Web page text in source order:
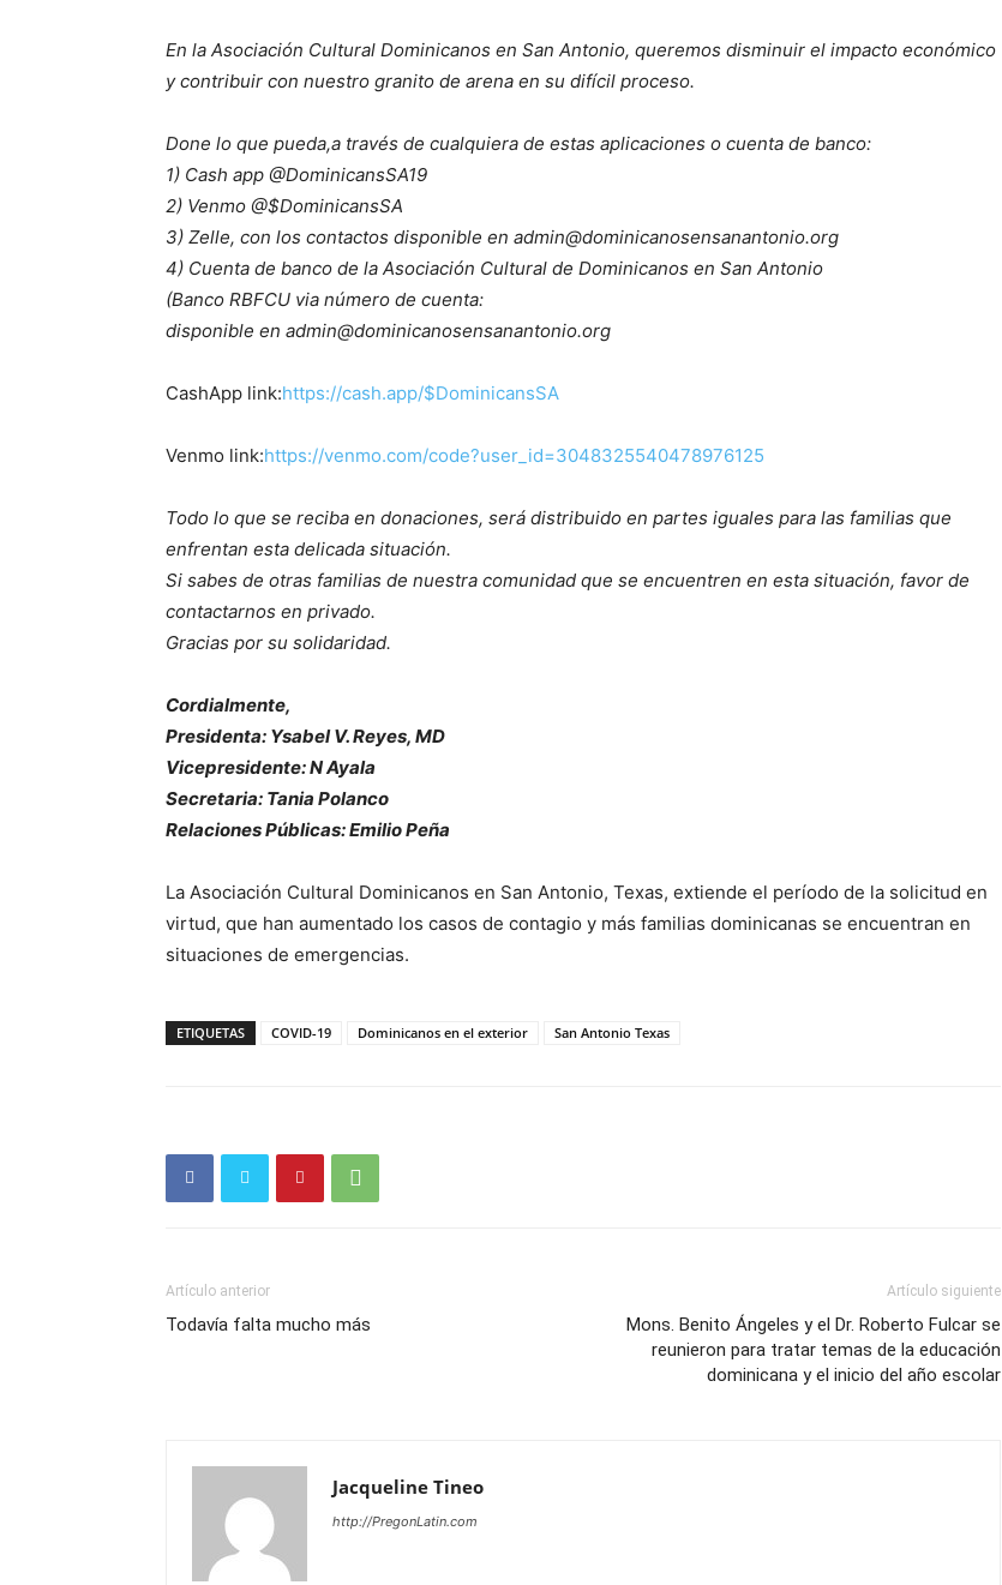
En la Asociación Cultural Dominicanos en San Antonio, queremos disminuir el impacto económico
y contribuir con nuestro granito de arena en su difícil proceso.
Done lo que pueda,a través de cualquiera de estas aplicaciones o cuenta de banco:
1) Cash app @DominicansSA19
2) Venmo @$DominicansSA
3) Zelle, con los contactos disponible en admin@dominicanosensanantonio.org
4) Cuenta de banco de la Asociación Cultural de Dominicanos en San Antonio
(Banco RBFCU via número de cuenta:
disponible en admin@dominicanosensanantonio.org
CashApp link:https://cash.app/$DominicansSA
Venmo link:https://venmo.com/code?user_id=3048325540478976125
Todo lo que se reciba en donaciones, será distribuido en partes iguales para las familias que
enfrentan esta delicada situación.
Si sabes de otras familias de nuestra comunidad que se encuentren en esta situación, favor de
contactarnos en privado.
Gracias por su solidaridad.
Cordialmente,
Presidenta: Ysabel V. Reyes, MD
Vicepresidente: N Ayala
Secretaria: Tania Polanco
Relaciones Públicas: Emilio Peña
La Asociación Cultural Dominicanos en San Antonio, Texas, extiende el período de la solicitud en
virtud, que han aumentado los casos de contagio y más familias dominicanas se encuentran en
situaciones de emergencias.
ETIQUETAS COVID-19 Dominicanos en el exterior San Antonio Texas
Artículo anterior
Todavía falta mucho más
Artículo siguiente
Mons. Benito Ángeles y el Dr. Roberto Fulcar se
reunieron para tratar temas de la educación
dominicana y el inicio del año escolar
Jacqueline Tineo
http://PregonLatin.com